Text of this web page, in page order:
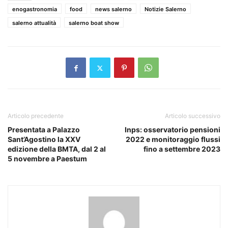
enogastronomia
food news salerno
Notizie Salerno
salerno attualità
salerno boat show
Articolo precedente
Presentata a Palazzo
Sant’Agostino la XXV
edizione della BMTA, dal 2 al
5 novembre a Paestum
Articolo successivo
Inps: osservatorio pensioni
2022 e monitoraggio flussi
fino a settembre 2023